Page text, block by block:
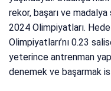
rekor, başarı ve madalya
2024 Olimpiyatları.
Olimpiyatları’nı 0.23
yeterince antrenman
denemek ve başarmak